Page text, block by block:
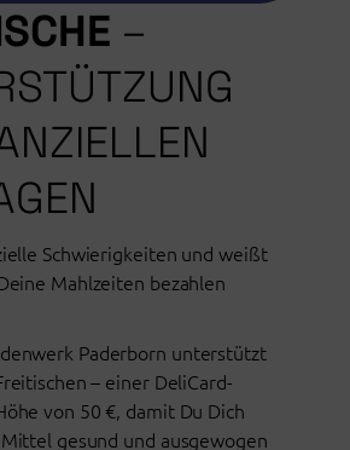
–
Schwierigkeiten und weißt
Mahlzeiten bezahlen
Paderborn unterstützt
– einer DeliCard-
von 50 €, damit Du Dich
gesund und ausgewogen